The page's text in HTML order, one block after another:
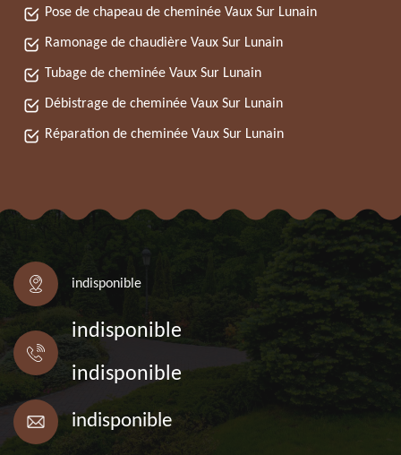
Pose de chapeau de cheminée Vaux Sur Lunain
Ramonage de chaudière Vaux Sur Lunain
Tubage de cheminée Vaux Sur Lunain
Débistrage de cheminée Vaux Sur Lunain
Réparation de cheminée Vaux Sur Lunain
indisponible
indisponible
indisponible
indisponible